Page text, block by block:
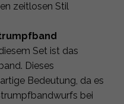
zeitlosen Stil
Set ist das
Dieses
Bedeutung, da es
bei